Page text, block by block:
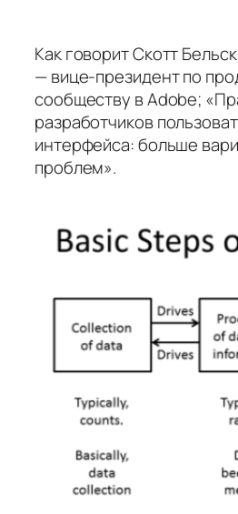
Как говорит Скотт
— вице-президент по
сообществу в Adobe;
разработчиков
интерфейса: больше
проблем».